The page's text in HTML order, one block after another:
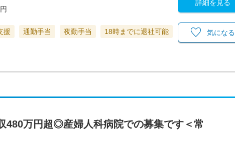
援 通勤手当 夜勤手当
18時までに退社可能
詳細を見る
気になる
480万円超◎産婦人科病院での募集です＜常